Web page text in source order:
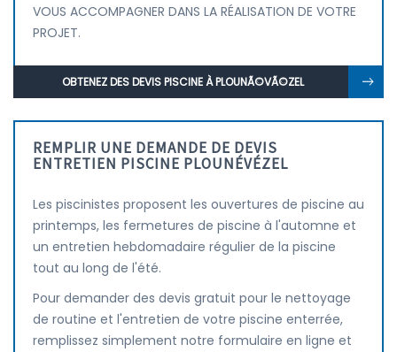
VOUS ACCOMPAGNER DANS LA RÉALISATION DE VOTRE
PROJET.
OBTENEZ DES DEVIS PISCINE À PLOUNÃ©VÃ©ZEL
REMPLIR UNE DEMANDE DE DEVIS
ENTRETIEN PISCINE PLOUNÉVÉZEL
Les piscinistes proposent les ouvertures de piscine au
printemps, les fermetures de piscine à l'automne et
un entretien hebdomadaire régulier de la piscine
tout au long de l'été.
Pour demander des devis gratuit pour le nettoyage
de routine et l'entretien de votre piscine enterrée,
remplissez simplement notre formulaire en ligne et